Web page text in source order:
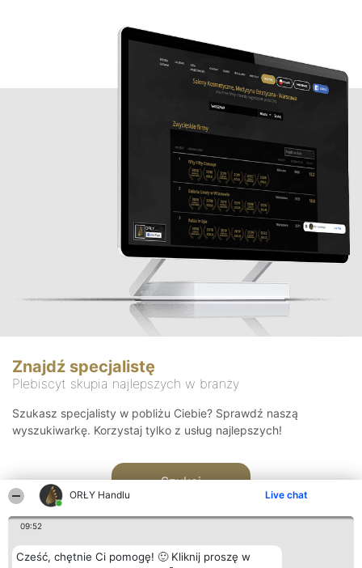
ORŁY Handlu Live chat
09:52
Cześć, chętnie Ci pomogę! 🙂 Kliknij proszę w
Znajdź specjalistę
Plebiscyt skupia najlepszych w branży
Szukasz specjalisty w pobliżu Ciebie? Sprawdź naszą
wyszukiwarkę. Korzystaj tylko z usług najlepszych!
Szukaj